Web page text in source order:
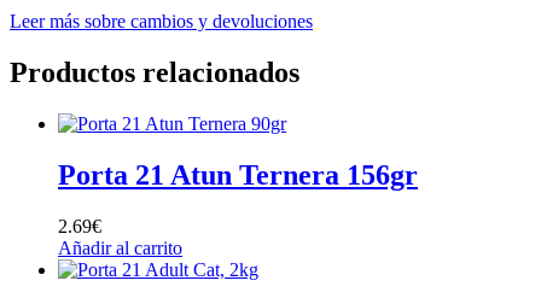
Leer más sobre cambios y devoluciones
Productos relacionados
Porta 21 Atun Ternera 156gr
2.69€
Añadir al carrito